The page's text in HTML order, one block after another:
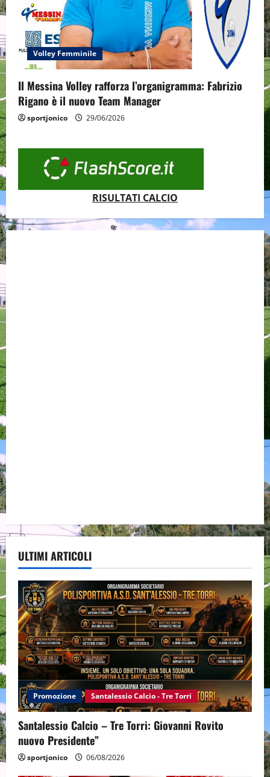
Volley Femminile
Il Messina Volley rafforza l’organigramma: Fabrizio
Rigano è il nuovo Team Manager
sportjonico 29/06/2026
RISULTATI CALCIO
ULTIMI ARTICOLI
Promozione Santalessio Calcio - Tre Torri
Santalessio Calcio – Tre Torri: Giovanni Rovito
nuovo Presidente”
sportjonico 06/08/2026